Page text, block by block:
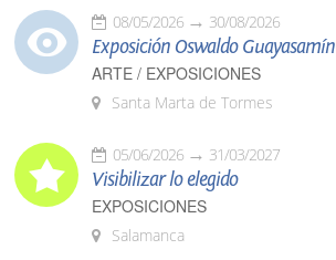
08/05/2026 30/08/2026
Exposición Oswaldo Guayasamín
ARTE / EXPOSICIONES
Santa Marta de Tormes
05/06/2026 31/03/2027
Visibilizar lo elegido
EXPOSICIONES
Salamanca